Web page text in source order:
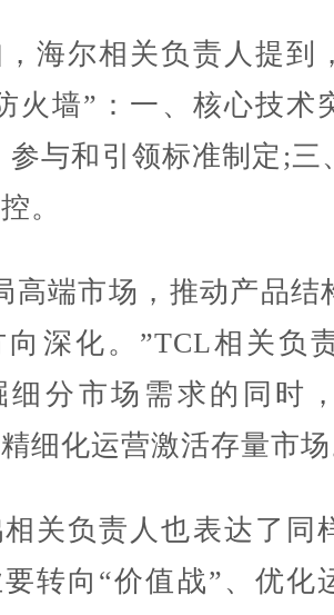
尔相关负责人提到
火墙”：一、核心技术
参与和引领标准制定;三
。
端市场，推动产品结
向深化。”TCL相关负
细分市场需求的同时
细化运营激活存量市
负责人也表达了同
转向“价值战”、优化